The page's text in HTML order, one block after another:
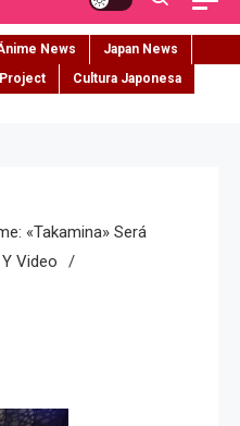
News
Japan News
Cultura Japonesa
«Takamina» Será
Video